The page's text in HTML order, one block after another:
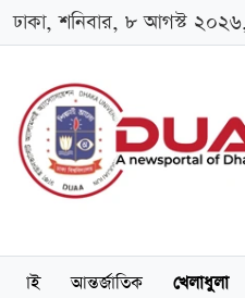
ঢাকা, শনিবার, ৮ আগস্ট
আন্তর্জাতিক খেলাধুলা